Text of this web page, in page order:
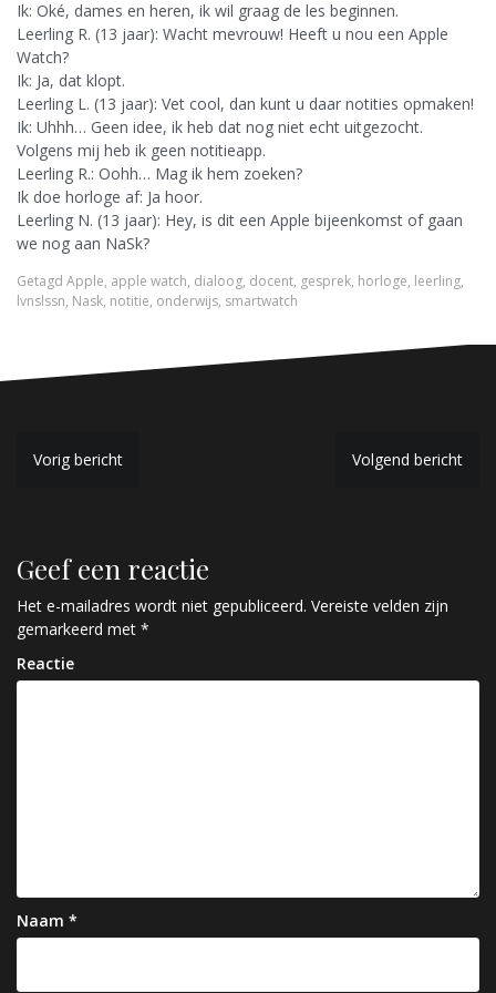
Ik: Oké, dames en heren, ik wil graag de les beginnen.
Leerling R. (13 jaar): Wacht mevrouw! Heeft u nou een Apple
Watch?
Ik: Ja, dat klopt.
Leerling L. (13 jaar): Vet cool, dan kunt u daar notities opmaken!
Ik: Uhhh… Geen idee, ik heb dat nog niet echt uitgezocht.
Volgens mij heb ik geen notitieapp.
Leerling R.: Oohh… Mag ik hem zoeken?
Ik doe horloge af: Ja hoor.
Leerling N. (13 jaar): Hey, is dit een Apple bijeenkomst of gaan
we nog aan NaSk?
Getagd Apple, apple watch, dialoog, docent, gesprek, horloge, leerling,
lvnslssn, Nask, notitie, onderwijs, smartwatch
B
i
c
h
t
a
t
i
Vorig bericht Volgend bericht
Geef een reactie
Het e-mailadres wordt niet gepubliceerd. Vereiste velden zijn
gemarkeerd met *
Reactie
Naam *